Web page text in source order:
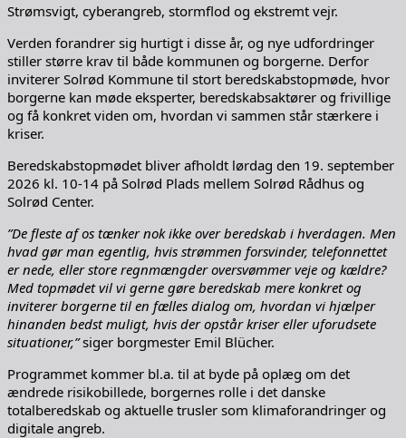
Strømsvigt, cyberangreb, stormflod og ekstremt vejr.
Verden forandrer sig hurtigt i disse år, og nye udfordringer
stiller større krav til både kommunen og borgerne. Derfor
inviterer Solrød Kommune til stort beredskabstopmøde, hvor
borgerne kan møde eksperter, beredskabsaktører og frivillige
og få konkret viden om, hvordan vi sammen står stærkere i
kriser.
Beredskabstopmødet bliver afholdt lørdag den 19. september
2026 kl. 10-14 på Solrød Plads mellem Solrød Rådhus og
Solrød Center.
”De fleste af os tænker nok ikke over beredskab i hverdagen. Men
hvad gør man egentlig, hvis strømmen forsvinder, telefonnettet
er nede, eller store regnmængder oversvømmer veje og kældre?
Med topmødet vil vi gerne gøre beredskab mere konkret og
inviterer borgerne til en fælles dialog om, hvordan vi hjælper
hinanden bedst muligt, hvis der opstår kriser eller uforudsete
situationer,”siger borgmester Emil Blücher.
Programmet kommer bl.a. til at byde på oplæg om det
ændrede risikobillede, borgernes rolle i det danske
totalberedskab og aktuelle trusler som klimaforandringer og
digitale angreb.